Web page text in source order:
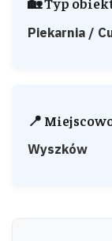
Piekarnia /
📍
Wyszków